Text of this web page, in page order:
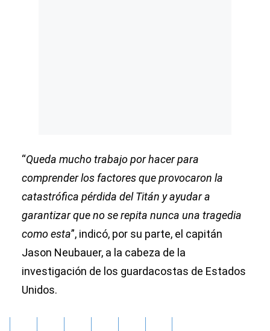
“Queda mucho trabajo por hacer para
comprender los factores que provocaron la
catastrófica pérdida del Titán y ayudar a
garantizar que no se repita nunca una tragedia
como esta”, indicó, por su parte, el capitán
Jason Neubauer, a la cabeza de la
investigación de los guardacostas de Estados
Unidos.